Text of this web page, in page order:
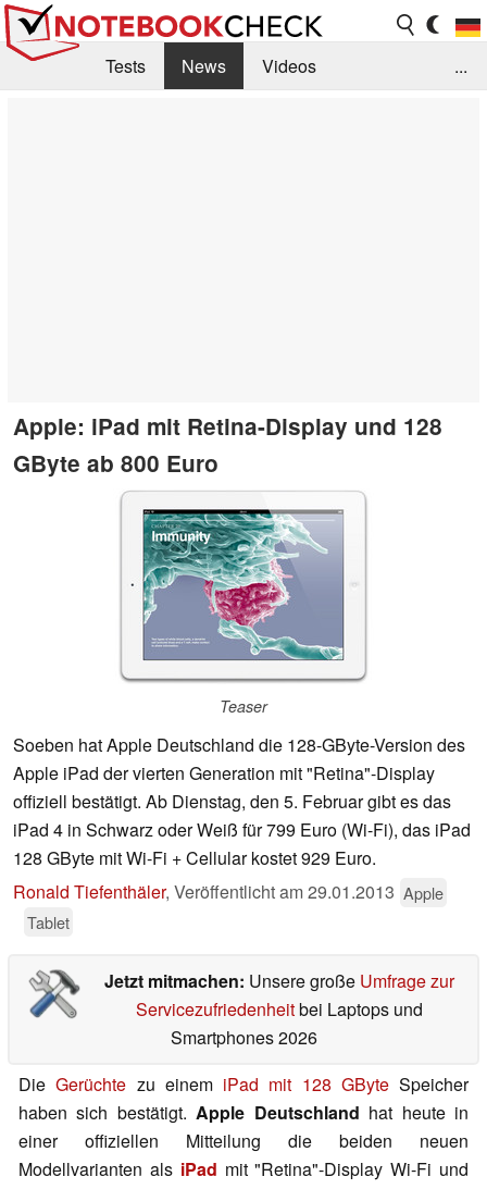
Tests News
Videos
...
Apple: iPad mit Retina-Display und 128
GByte ab 800 Euro
Teaser
Soeben hat Apple Deutschland die 128-GByte-Version des
Apple iPad der vierten Generation mit "Retina"-Display
offiziell bestätigt. Ab Dienstag, den 5. Februar gibt es das
iPad 4 in Schwarz oder Weiß für 799 Euro (Wi-Fi), das iPad
128 GByte mit Wi-Fi + Cellular kostet 929 Euro.
Ronald Tiefenthäler, Veröffentlicht am29.01.2013 Apple
Tablet
Jetzt mitmachen: Unsere große Umfrage zur
Servicezufriedenheitbei Laptops und
Smartphones 2026
DieGerüchte zu einem iPad mit 128 GByteSpeicher
haben sich bestätigt.Apple Deutschland hat heute in
einer offiziellen Mitteilung die beiden neuen
Modellvarianten als iPad mit "Retina"-Display Wi-Fi und